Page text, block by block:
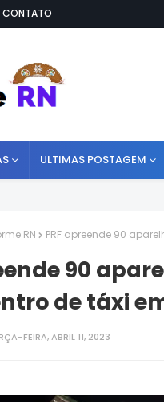
CONTATO
ULTIMAS POSTAGEM
RN PRF apreende 90
90
de táxi
FEIRA, ABRIL 11, 2023